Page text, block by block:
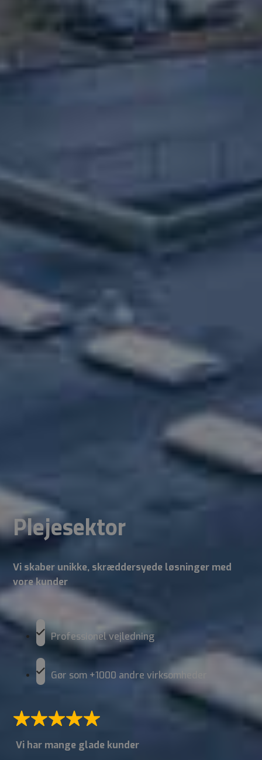
Plejesektor
Vi skaber unikke, skræddersyede løsninger med
vore kunder
Professionel vejledning
Gør som +1000 andre virksomheder
Vi har mange glade kunder